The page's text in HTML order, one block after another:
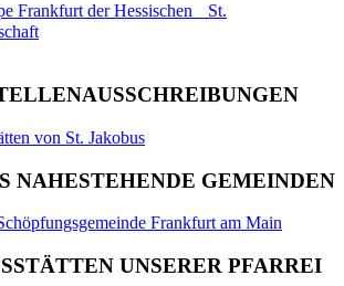
Frankfurt der Hessischen St.
von St. Jakobus
NAHESTEHENDE GEMEINDEN
Frankfurt am Main
UNSERER PFARREI